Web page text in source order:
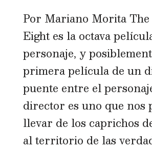
Por Mariano Morita
Eight es la octava
personaje, y
primera película de un
puente entre el
director es uno que nos
llevar de los caprichos
al territorio de las